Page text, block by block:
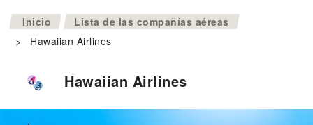
Inicio >
Lista de las compañías aéreas
>
Hawaiian Airlines
Hawaiian Airlines